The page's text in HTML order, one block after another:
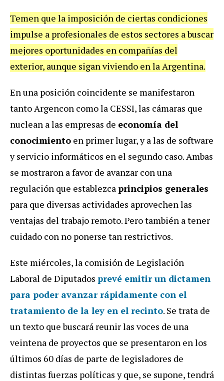
Temen que la imposición de ciertas condiciones
impulse a profesionales de estos sectores a buscar
mejores oportunidades en compañías del
exterior, aunque sigan viviendo en la Argentina.
En una posición coincidente se manifestaron
tanto Argencon como la CESSI, las cámaras que
nuclean a las empresas de economía del
conocimiento en primer lugar, y a las de software
y servicio informáticos en el segundo caso. Ambas
se mostraron a favor de avanzar con una
regulación que establezcaprincipios generales
para que diversas actividades aprovechen las
ventajas del trabajo remoto. Pero también a tener
cuidado con no ponerse tan restrictivos.
Este miércoles, la comisión de Legislación
Laboral de Diputados prevé emitir un dictamen
para poder avanzar rápidamente con el
tratamiento de la ley en el recinto. Se trata de
un texto que buscará reunir las voces de una
veintena de proyectos que se presentaron en los
últimos 60 días de parte de legisladores de
distintas fuerzas políticas y que, se supone, tendrá